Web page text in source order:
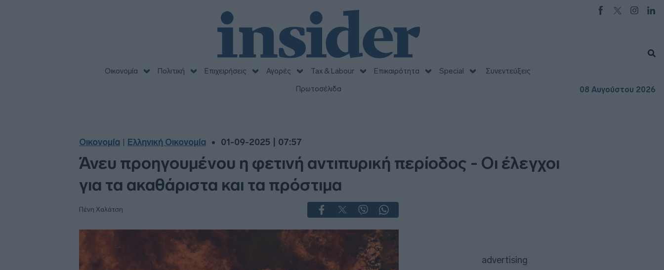
Οικονομία Πολιτική Επιχειρήσεις Αγορές Tax & Labour Επικαιρότητα Special
Συνεντεύξεις
Πρωτοσέλιδα
08 Αυγούστου 2026
Οικονομία Ελληνική Οικονομία 01-09-2025 | 07:57
Άνευ προηγουμένου η φετινή αντιπυρική περίοδος - Οι έλεγχοι
για τα ακαθάριστα και τα πρόστιμα
Πένη Χαλάτση